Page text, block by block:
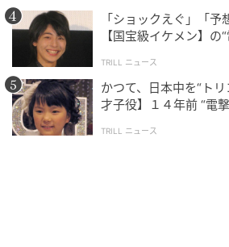
現在の綾瀬はるかさんは、シリア
ドなアクションから、最新ドラマ
い』で見せたエッジの効いたコメデ
振り幅を武器に第一線を走り続けて
ブリックイメージに捉われず、全
当たりでぶつかっていく姿は、視
く、驚きや感動すら与えています。
「ショックえぐ」「
【国宝級イケメン】の
TRILL ニュース
かつて、日本中を“ト
才子役】１４年前 “電
TRILL ニュース